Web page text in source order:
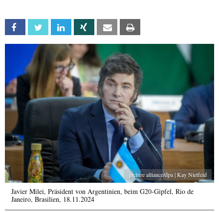
Facebook Twitter Linkedin Xing Email
picture alliance/dpa | Kay Nietfeld
Javier Milei, Präsident von Argentinien, beim G20-Gipfel, Rio de
Janeiro, Brasilien, 18.11.2024